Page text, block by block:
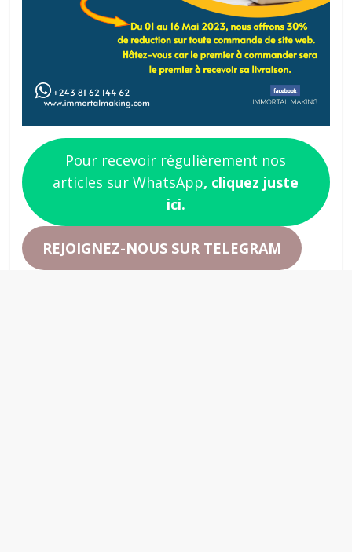
Pour recevoir régulièrement nos
articles sur WhatsApp, cliquez juste
ici.
REJOIGNEZ-NOUS SUR TELEGRAM